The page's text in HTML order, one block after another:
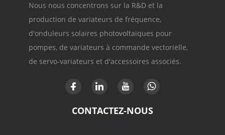
Nous nous concentrons sur la R&D et la
production de variateurs de fréquence,
d'onduleurs solaires photovoltaïques pour
pompes, de variateurs à commande vectorielle,
de servo-variateurs et d'accessoires associés.
CONTACTEZ-NOUS